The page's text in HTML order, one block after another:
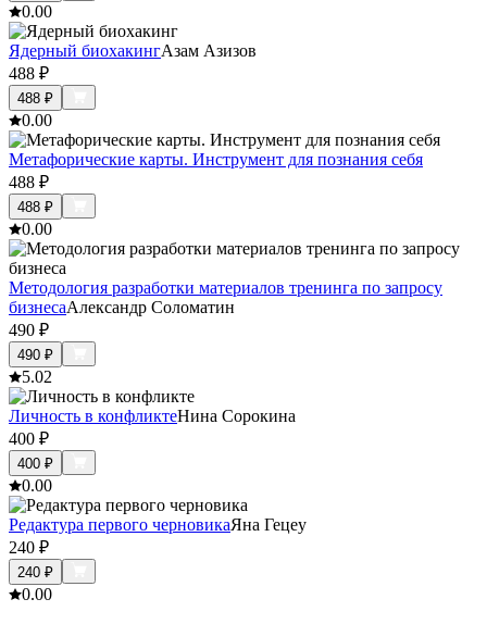
0.00
Ядерный биохакингАзам Азизов
488 ₽
488 ₽
0.00
Метафорические карты. Инструмент для познания себя
488 ₽
488 ₽
0.00
Методология разработки материалов тренинга по запросу
бизнесаАлександр Соломатин
490 ₽
490 ₽
5.02
Личность в конфликтеНина Сорокина
400 ₽
400 ₽
0.00
Редактура первого черновикаЯна Гецеу
240 ₽
240 ₽
0.00